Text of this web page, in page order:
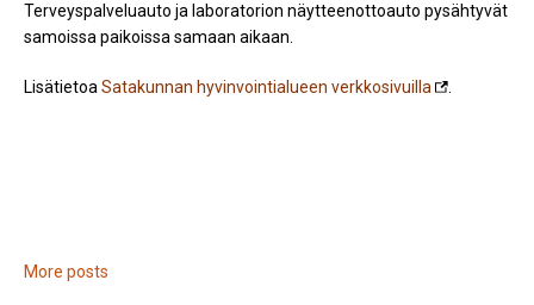
Terveyspalveluauto ja laboratorion näytteenottoauto pysähtyvät
samoissa paikoissa samaan aikaan.
Lisätietoa Satakunnan hyvinvointialueen verkkosivuilla .
More posts